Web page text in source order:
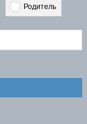
Родитель